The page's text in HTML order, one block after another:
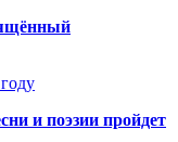
и поэзии пройдет